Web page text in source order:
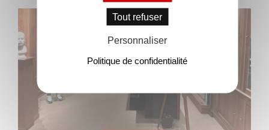
Journées Européennes du Patrimoine 2025
Tout refuser
Personnaliser
Politique de confidentialité